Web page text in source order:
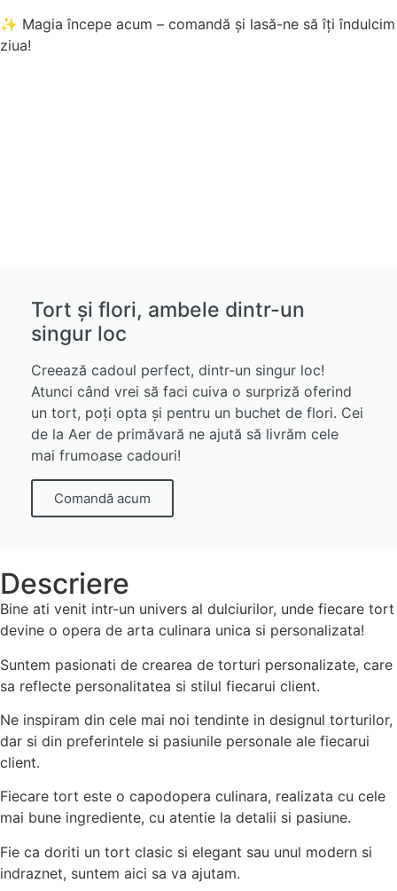
✨ Magia începe acum – comandă și lasă-ne să îți îndulcim
ziua!
Tort și flori, ambele dintr-un
singur loc
Creează cadoul perfect, dintr-un singur loc!
Atunci când vrei să faci cuiva o surpriză oferind
un tort, poți opta și pentru un buchet de flori. Cei
de la Aer de primăvară ne ajută să livrăm cele
mai frumoase cadouri!
Comandă acum
Descriere
Bine ati venit intr-un univers al dulciurilor, unde fiecare tort
devine o opera de arta culinara unica si personalizata!
Suntem pasionati de crearea de torturi personalizate, care
sa reflecte personalitatea si stilul fiecarui client.
Ne inspiram din cele mai noi tendinte in designul torturilor,
dar si din preferintele si pasiunile personale ale fiecarui
client.
Fiecare tort este o capodopera culinara, realizata cu cele
mai bune ingrediente, cu atentie la detalii si pasiune.
Fie ca doriti un tort clasic si elegant sau unul modern si
indraznet, suntem aici sa va ajutam.